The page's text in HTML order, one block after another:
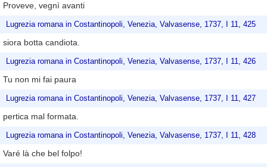
Proveve, vegnì avanti
Lugrezia romana in Costantinopoli, Venezia, Valvasense, 1737, I 11, 425
siora botta candiota.
Lugrezia romana in Costantinopoli, Venezia, Valvasense, 1737, I 11, 426
Tu non mi fai paura
Lugrezia romana in Costantinopoli, Venezia, Valvasense, 1737, I 11, 427
pertica mal formata.
Lugrezia romana in Costantinopoli, Venezia, Valvasense, 1737, I 11, 428
Varé là che bel folpo!